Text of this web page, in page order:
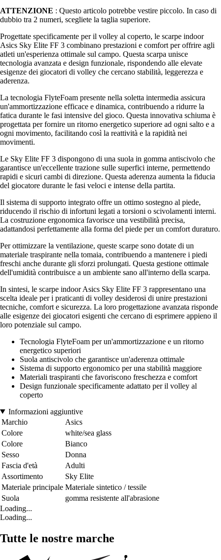
ATTENZIONE : Questo articolo potrebbe vestire piccolo. In caso di
dubbio tra 2 numeri, scegliete la taglia superiore.
Progettate specificamente per il volley al coperto, le scarpe indoor
Asics Sky Elite FF 3 combinano prestazioni e comfort per offrire agli
atleti un'esperienza ottimale sul campo. Questa scarpa unisce
tecnologia avanzata e design funzionale, rispondendo alle elevate
esigenze dei giocatori di volley che cercano stabilità, leggerezza e
aderenza.
La tecnologia FlyteFoam presente nella soletta intermedia assicura
un'ammortizzazione efficace e dinamica, contribuendo a ridurre la
fatica durante le fasi intensive del gioco. Questa innovativa schiuma è
progettata per fornire un ritorno energetico superiore ad ogni salto e a
ogni movimento, facilitando così la reattività e la rapidità nei
movimenti.
Le Sky Elite FF 3 dispongono di una suola in gomma antiscivolo che
garantisce un'eccellente trazione sulle superfici interne, permettendo
rapidi e sicuri cambi di direzione. Questa aderenza aumenta la fiducia
del giocatore durante le fasi veloci e intense della partita.
Il sistema di supporto integrato offre un ottimo sostegno al piede,
riducendo il rischio di infortuni legati a torsioni o scivolamenti interni.
La costruzione ergonomica favorisce una vestibilità precisa,
adattandosi perfettamente alla forma del piede per un comfort duraturo.
Per ottimizzare la ventilazione, queste scarpe sono dotate di un
materiale traspirante nella tomaia, contribuendo a mantenere i piedi
freschi anche durante gli sforzi prolungati. Questa gestione ottimale
dell'umidità contribuisce a un ambiente sano all'interno della scarpa.
In sintesi, le scarpe indoor Asics Sky Elite FF 3 rappresentano una
scelta ideale per i praticanti di volley desiderosi di unire prestazioni
tecniche, comfort e sicurezza. La loro progettazione avanzata risponde
alle esigenze dei giocatori esigenti che cercano di esprimere appieno il
loro potenziale sul campo.
Tecnologia FlyteFoam per un'ammortizzazione e un ritorno
energetico superiori
Suola antiscivolo che garantisce un'aderenza ottimale
Sistema di supporto ergonomico per una stabilità maggiore
Materiali traspiranti che favoriscono freschezza e comfort
Design funzionale specificamente adattato per il volley al
coperto
Informazioni aggiuntive
Marchio
Asics
Colore
white/sea glass
Colore
Bianco
Sesso
Donna
Fascia d'età
Adulti
Assortimento
Sky Elite
Materiale principale Materiale sintetico / tessile
Suola
gomma resistente all'abrasione
Loading...
Loading...
Tutte le nostre marche